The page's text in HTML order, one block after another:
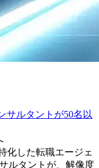
サルタントが50名以
化した転職エージェ
ルタントが、解像度